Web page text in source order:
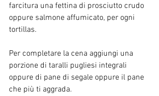
farcitura una fettina di prosciutto crudo
oppure salmone affumicato, per ogni
tortillas.
Per completare la cena aggiungi una
porzione di taralli pugliesi integrali
oppure di pane di segale oppure il pane
che più ti aggrada.